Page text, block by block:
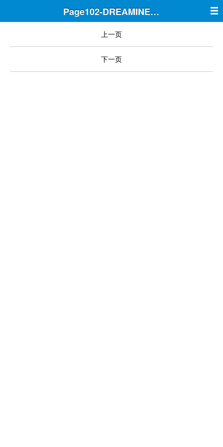
Page102-DREAMINE筑梦
上一页
下一页